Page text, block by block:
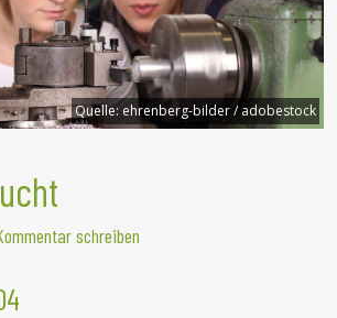
Quelle: ehrenberg-bilder / adobestock
schreiben